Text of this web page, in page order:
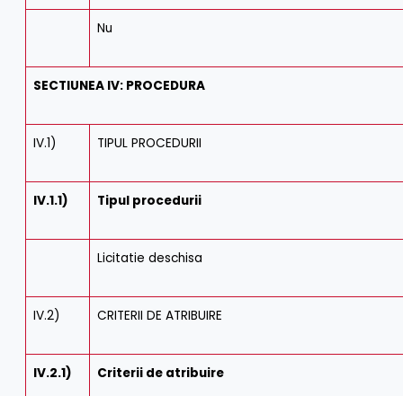
Nu
SECTIUNEA IV: PROCEDURA
IV.1) TIPUL PROCEDURII
IV.1.1) Tipul procedurii
Licitatie deschisa
IV.2) CRITERII DE ATRIBUIRE
IV.2.1) Criterii de atribuire